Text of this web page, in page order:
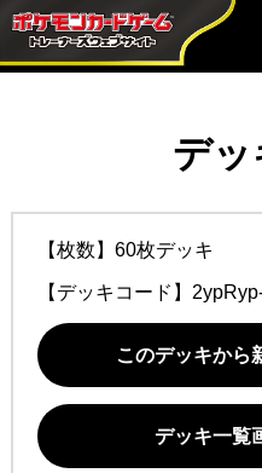
デッ
【枚数】60枚デッキ
【デッキコード】
このデッキから
デッキ一覧